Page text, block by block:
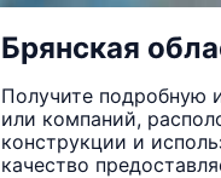
Брянская
Получите подробную
или компаний,
конструкции и
качество